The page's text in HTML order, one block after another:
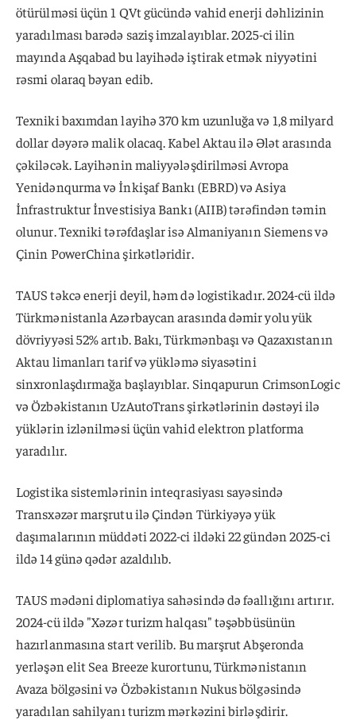
ötürülməsi üçün 1 QVt gücündə vahid enerji dəhlizinin
yaradılması barədə saziş imzalayıblar. 2025-ci ilin
mayında Aşqabad bu layihədə iştirak etmək niyyətini
rəsmi olaraq bəyan edib.
Texniki baxımdan layihə 370 km uzunluğa və 1,8 milyard
dollar dəyərə malik olacaq. Kabel Aktau ilə Ələt arasında
çəkiləcək. Layihənin maliyyələşdirilməsi Avropa
Yenidənqurma və İnkişaf Bankı (EBRD) və Asiya
İnfrastruktur İnvestisiya Bankı (AIIB) tərəfindən təmin
olunur. Texniki tərəfdaşlar isə Almaniyanın Siemens və
Çinin PowerChina şirkətləridir.
TAUS təkcə enerji deyil, həm də logistikadır. 2024-cü ildə
Türkmənistanla Azərbaycan arasında dəmir yolu yük
dövriyyəsi 52% artıb. Bakı, Türkmənbaşı və Qazaxıstanın
Aktau limanları tarif və yükləmə siyasətini
sinxronlaşdırmağa başlayıblar. Sinqapurun CrimsonLogic
və Özbəkistanın UzAutoTrans şirkətlərinin dəstəyi ilə
yüklərin izlənilməsi üçün vahid elektron platforma
yaradılır.
Logistika sistemlərinin inteqrasiyası sayəsində
Transxəzər marşrutu ilə Çindən Türkiyəyə yük
daşımalarının müddəti 2022-ci ildəki 22 gündən 2025-ci
ildə 14 günə qədər azaldılıb.
TAUS mədəni diplomatiya sahəsində də fəallığını artırır.
2024-cü ildə "Xəzər turizm halqası" təşəbbüsünün
hazırlanmasına start verilib. Bu marşrut Abşeronda
yerləşən elit Sea Breeze kurortunu, Türkmənistanın
Avaza bölgəsini və Özbəkistanın Nukus bölgəsində
yaradılan sahilyanı turizm mərkəzini birləşdirir.